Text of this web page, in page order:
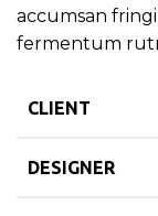
accumsan
fermentum
CLIENT
DESIGNER